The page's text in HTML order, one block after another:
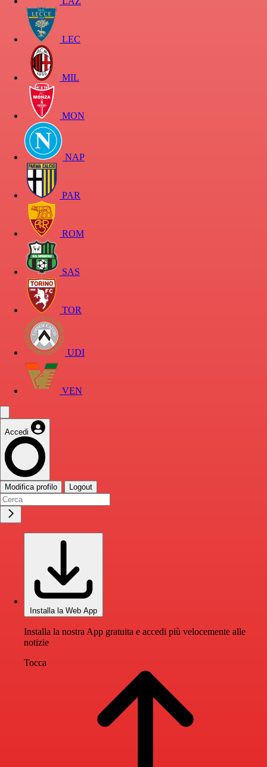
LEC
MIL
MON
NAP
PAR
ROM
SAS
TOR
UDI
VEN
Accedi
Modifica profilo Logout
Installa la Web App
Installa la nostra App gratuita e accedi più velocemente alle
notizie
Tocca